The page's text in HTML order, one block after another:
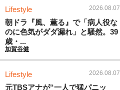
Lifestyle 2026.08.07
朝ドラ『風、薫る』で「病人役な
のに色気がダダ漏れ」と騒然。39
歳・...
加賀谷健
Lifestyle 2026.08.07
元TBSアナが“一人で猛パニッ